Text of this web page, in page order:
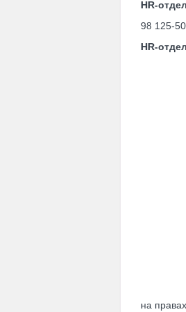
HR-
98 125-
HR-
на